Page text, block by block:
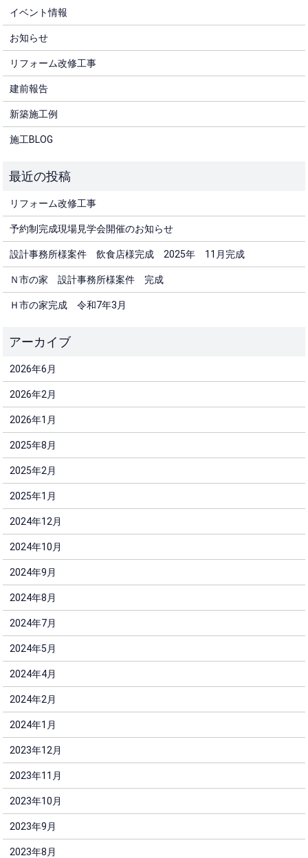
イベント情報
お知らせ
リフォーム改修工事
建前報告
新築施工例
施工BLOG
リフォーム改修工事
予約制完成現場見学会開催のお知らせ
設計事務所様案件 飲食店様完成 2025年 11月完成
Ｎ市の家 設計事務所様案件 完成
Ｈ市の家完成 令和7年3月
2026年6月
2026年2月
2026年1月
2025年8月
2025年2月
2025年1月
2024年12月
2024年10月
2024年9月
2024年8月
2024年7月
2024年5月
2024年4月
2024年2月
2024年1月
2023年12月
2023年11月
2023年10月
2023年9月
2023年8月